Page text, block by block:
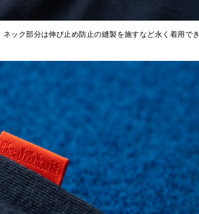
ック部分は伸び止め防止の縫製を施すなど永く着用でき